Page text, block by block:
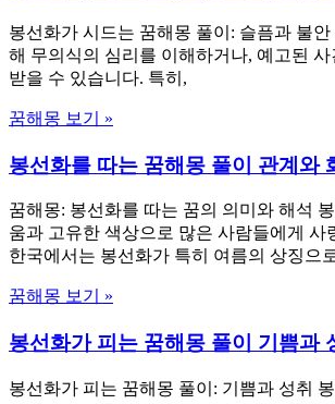
봉선화가 시드는 꿈해몽 풀이: 슬픔과 불
해 무의식의 심리를 이해하거나, 예고된
받을 수 있습니다. 특히,
꿈해몽 보기 »
봉선화를 따는 꿈해몽 풀이 관계와
꿈해몽: 봉선화를 따는 꿈의 의미와 해석
움과 고유한 색상으로 많은 사람들에게 사
한국에서는 봉선화가 특히 여름의 상징으
꿈해몽 보기 »
봉선화가 피는 꿈해몽 풀이 기쁨과
봉선화가 피는 꿈해몽 풀이: 기쁨과 성취